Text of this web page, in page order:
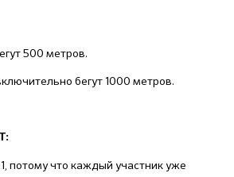
500 метров.
бегут 1000 метров.
потому что каждый участник уже